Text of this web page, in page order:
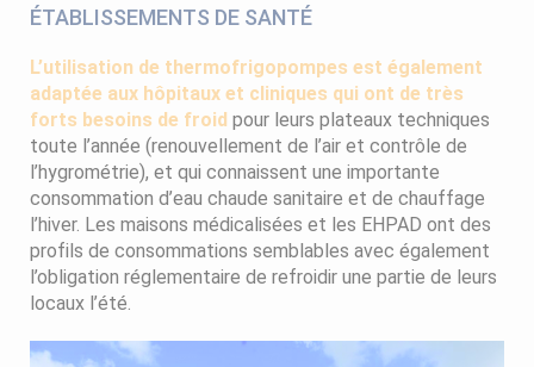
ÉTABLISSEMENTS DE SANTÉ
L’utilisation de thermofrigopompes est également
adaptée aux hôpitaux et cliniques qui ont de très
forts besoins de froid pour leurs plateaux techniques
toute l’année (renouvellement de l’air et contrôle de
l’hygrométrie), et qui connaissent une importante
consommation d’eau chaude sanitaire et de chauffage
l’hiver. Les maisons médicalisées et les EHPAD ont des
profils de consommations semblables avec également
l’obligation réglementaire de refroidir une partie de leurs
locaux l’été.